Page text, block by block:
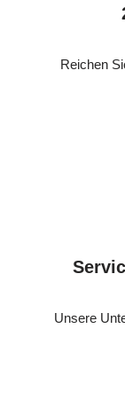
Reichen
Unsere